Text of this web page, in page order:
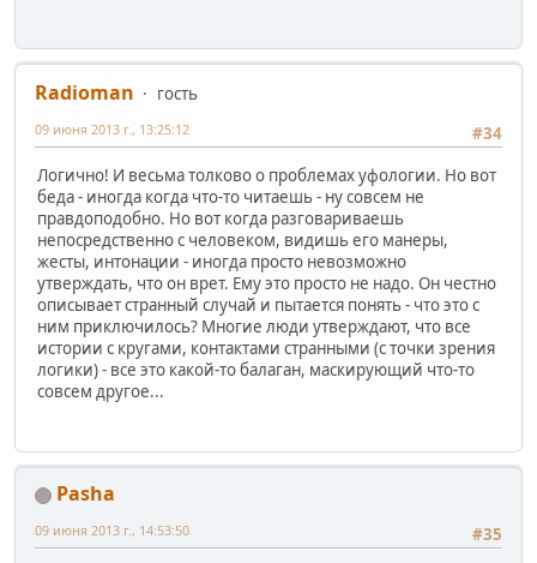
Radioman
гость
#34
09 июня 2013 г., 13:25:12
Логично! И весьма толково о проблемах уфологии. Но вот
беда - иногда когда что-то читаешь - ну совсем не
правдоподобно. Но вот когда разговариваешь
непосредственно с человеком, видишь его манеры,
жесты, интонации - иногда просто невозможно
утверждать, что он врет. Ему это просто не надо. Он честно
описывает странный случай и пытается понять - что это с
ним приключилось? Многие люди утверждают, что все
истории с кругами, контактами странными (с точки зрения
логики) - все это какой-то балаган, маскирующий что-то
совсем другое...
Pasha
#35
09 июня 2013 г., 14:53:50